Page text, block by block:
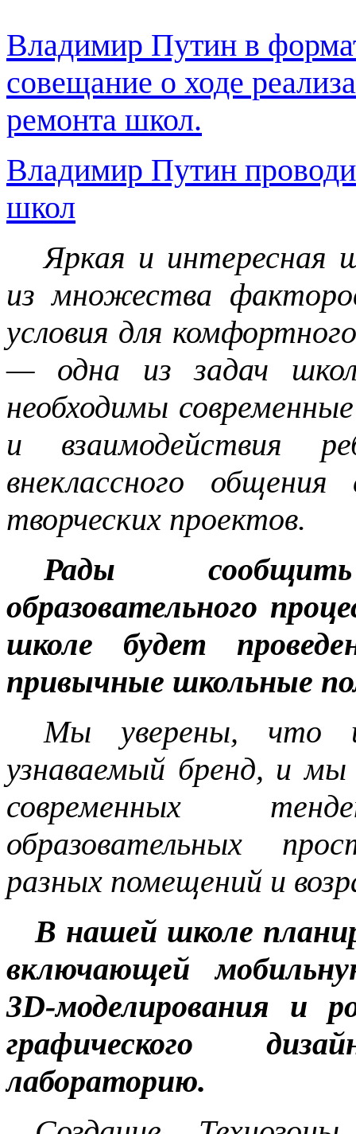
Владимир Путин в
совещание о ходе
ремонта школ.
Владимир Путин
школ
Яркая и интересная
из множества
условия для
— одна из задач
необходимы
и взаимодействия
внеклассного
творческих проектов.
Рады
образовательного
школе будет
привычные школьные
Мы уверены, что
узнаваемый бренд, и
современных
образовательных
разных помещений и
В нашей школе
включающей
3D-моделирования и
графического
лабораторию.